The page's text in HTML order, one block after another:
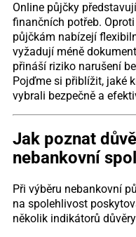
Online půjčky
finančních potřeb.
půjčkám nabízejí
vyžadují méně
přináší riziko narušení
Pojďme si přiblížit, jaké
vybrali bezpečně a
Jak poznat
nebankovní
Při výběru nebankovní
na spolehlivost
několik indikátorů